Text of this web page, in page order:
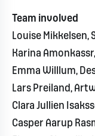
Team involved
Louise Mikkelsen,
Karina
Emma Willlum,
Lars Preiland,
Clara Jullien
Casper Aarup